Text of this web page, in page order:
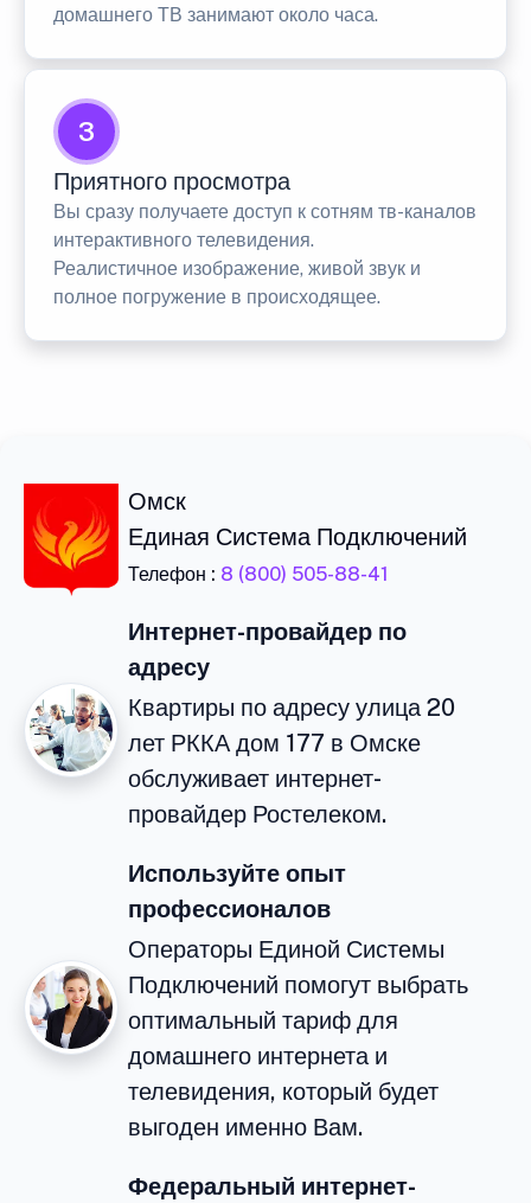
домашнего ТВ занимают около часа.
3
Приятного просмотра
Вы сразу получаете доступ к сотням тв-каналов
интерактивного телевидения.
Реалистичное изображение, живой звук и
полное погружение в происходящее.
Омск
Единая Система Подключений
Телефон : 8 (800) 505-88-41
Интернет-провайдер по
адресу
Квартиры по адресу улица 20
лет РККА дом 177 в Омске
обслуживает интернет-
провайдер Ростелеком.
Используйте опыт
профессионалов
Операторы Единой Системы
Подключений помогут выбрать
оптимальный тариф для
домашнего интернета и
телевидения, который будет
выгоден именно Вам.
Федеральный интернет-